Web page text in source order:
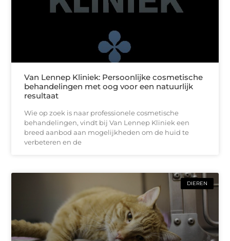
Van Lennep Kliniek: Persoonlijke cosmetische
behandelingen met oog voor een natuurlijk
resultaat
Wie op zoek is naar professionele cosmetische
behandelingen, vindt bij Van Lennep Kliniek een
breed aanbod aan mogelijkheden om de huid te
verbeteren en de
DIEREN